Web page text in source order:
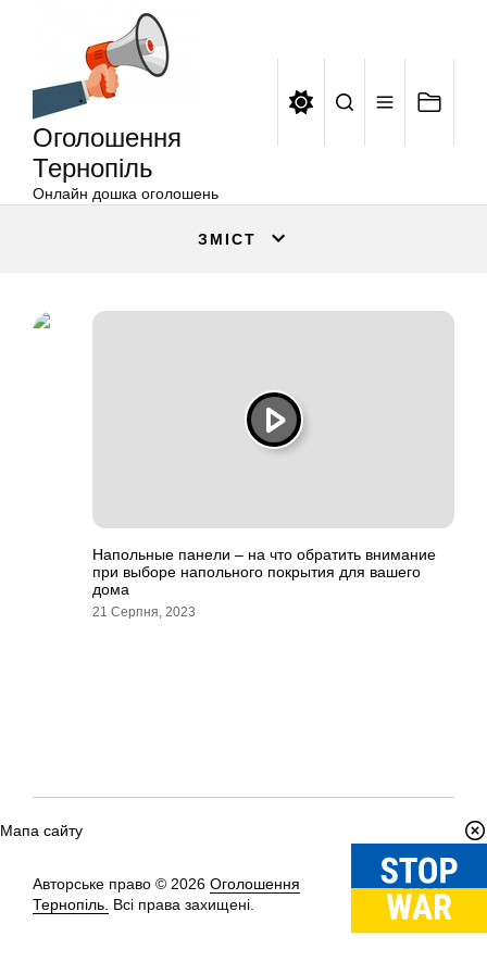
Оголошення
Тернопіль
Онлайн дошка оголошень
ЗМІСТ
Напольные панели – на что обратить внимание
при выборе напольного покрытия для вашего
дома
21 Серпня, 2023
Мапа сайту
Авторське право © 2026 Оголошення
Тернопіль. Всі права захищені.
Вгору